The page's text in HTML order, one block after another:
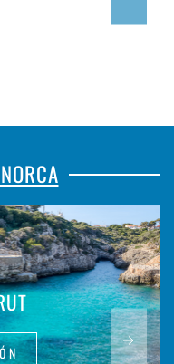
CALA EN BOSCH
INFORMACIÓN